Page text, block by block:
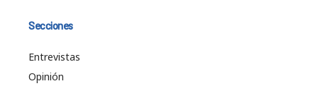
Secciones
Entrevistas
Opinión